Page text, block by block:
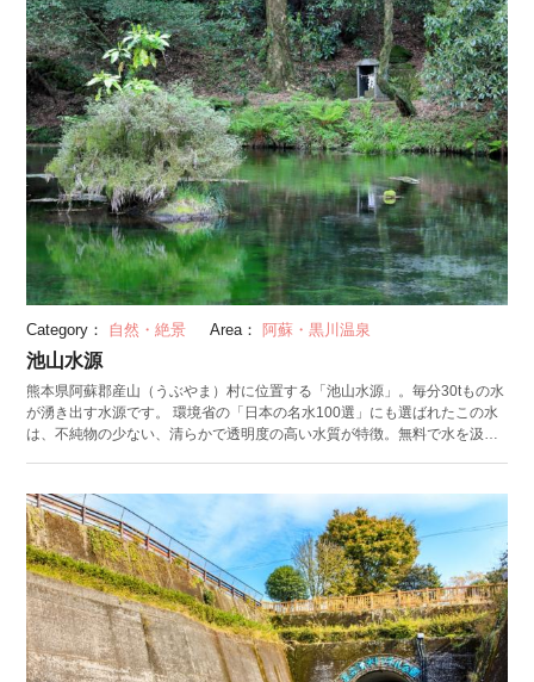
す。天気のいい日はテラス席で、阿蘇の大パノラマを眺めながら食事を楽
しみましょう。物産販売所である「あじわい館」には、南阿蘇・久木野地
区名産のそばや、施設内の水車で搗いた地元産のお米も販売されていま
す。 近くには四季の森温泉・木の香湯温泉・グリーンピア南阿蘇温泉など
の温泉施設もあります。旅の疲れを癒しにあわせて訪れてみてはいかがで
しょう。
Category： 自然・絶景 Area： 阿蘇・黒川温泉
池山水源
熊本県阿蘇郡産山（うぶやま）村に位置する「池山水源」。毎分30tもの水
が湧き出す水源です。 環境省の「日本の名水100選」にも選ばれたこの水
は、不純物の少ない、清らかで透明度の高い水質が特徴。無料で水を汲め
ひんやりと澄んだ空気に体が包まれます。池の中央と対岸には水神様が祀
られており、「いかなる干ばつの際にもこの水源の水は尽きることがなか
った」といわれています。 産山村には、知る人ぞ知る絶景「扇棚田（おう
ぎたなだ）」や、一望できる「一覧三山の台」など見どころがたくさん。
大自然を満喫するには絶好のエリアです。